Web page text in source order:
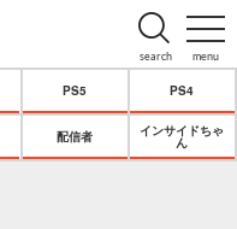
menu
search
PS5 PS4
配信者
インサイドちゃ
ん